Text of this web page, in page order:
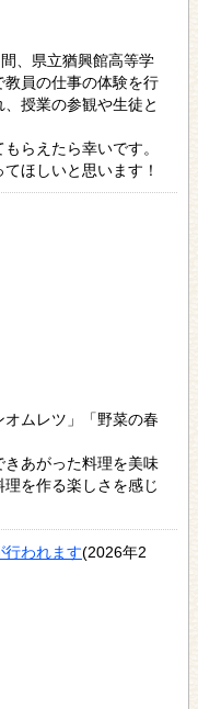
、県立猶興館高等学
員の仕事の体験を行
授業の参観や生徒と
らえたら幸いです。
ほしいと思います！
ムレツ」「野菜の春
あがった料理を美味
を作る楽しさを感じ
行われます(2026年2